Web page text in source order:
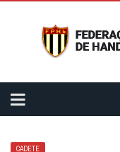
CADETE